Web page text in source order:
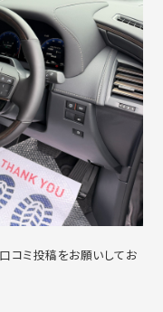
コミ投稿をお願いしてお